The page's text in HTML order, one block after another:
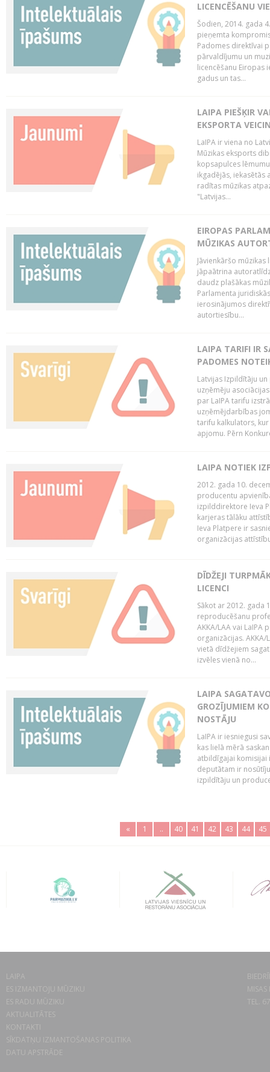
LICENCĒŠANU
Šodien, 2014. gada
pieņemta
Padomes direktīvai
pārvaldījumu un
licencēšanu Eiropas
gadus un tas...
LAIPA PIEŠĶIR
EKSPORTA
LaIPA ir viena no
Mūzikas eksports
kopsapulces
ikgadējās, iekasētās
radītas mūzikas
"Latvijas...
EIROPAS
MŪZIKAS
Jāvienkāršo
jāpaātrina
daudz plašākas
Parlamenta
ierosinājumos
autortiesību...
LAIPA TARIFI IR
PADOMES
Latvijas Izpildītāju
uzņēmēju
par LaIPA tarifu
uzņēmējdarbības
tarifu kalkulators,
apjomu. Pērn
LAIPA NOTIEK
2012. gada 10.
producentu
izpilddirektore Ieva
karjeras tālāku
Ieva Platpere ir
organizācijas
DĪDŽEJI
LICENCI
Sākot ar 2012. gada
reproducēšanu
AKKA/LAA vai LaIPA
organizācijas.
vietā dīdžejiem
izvēles vienā no...
LAIPA
GROZĪJUMIEM
NOSTĀJU
LaIPA ir iesniegusi
kas lielā mērā
atbildīgajai komisijai
deputātam ir
izpildītāju un
« 1 .. 40 41 42 43 44 45
LAIPA
ES IZMANTOJU MŪZIKU
ES RADU MŪZIKU
AKTUALITĀTES
KONTAKTI
SĪKDATŅU IZMANTOŠANAS POLITIKA
DATU APSTRĀDE
TEL.